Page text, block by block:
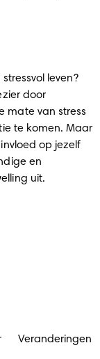
leven?
door
mate van stress
te komen. Maar
op jezelf
en
uit.
Veranderingen